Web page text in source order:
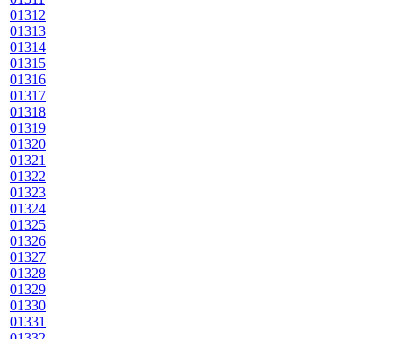
01312
01313
01314
01315
01316
01317
01318
01319
01320
01321
01322
01323
01324
01325
01326
01327
01328
01329
01330
01331